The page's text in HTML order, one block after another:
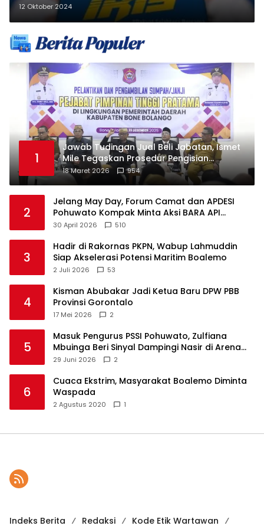
12 Oktober 2024
1
Jawab Tudingan Jual Beli Jabatan, Ismet
Mile Tegaskan Prosedur Pengisian
Jabatan
18 Maret 2026 954
2
Jelang May Day, Forum Camat dan APDESI
Pohuwato Kompak Minta Aksi BARA API
Ditunda
30 April 2026 510
3
Hadir di Rakornas PKPN, Wabup Lahmuddin
Siap Akselerasi Potensi Maritim Boalemo
2 Juli 2026 53
4
Kisman Abubakar Jadi Ketua Baru DPW PBB
Provinsi Gorontalo
17 Mei 2026 2
5
Masuk Pengurus PSSI Pohuwato, Zulfiana
Mbuinga Beri Sinyal Dampingi Nasir di Arena
Politik ?
29 Juni 2026 2
6
Cuaca Ekstrim, Masyarakat Boalemo Diminta
Waspada
2 Agustus 2020 1
Indeks Berita Redaksi Kode Etik Wartawan